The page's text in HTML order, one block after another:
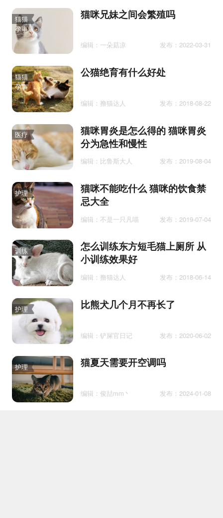
猫猫
孕事
猫咪兄妹之间会繁殖吗
编辑：一朵菇凉 发布：2022-03-31
猫猫
孕事
公猫绝育有什么好处
编辑：撸猫达人 发布：2018-08-22
医疗
猫咪胃炎是怎么得的 猫咪胃炎
分为急性和慢性
编辑：比鲁斯大人 发布：2019-08-04
护理
猫咪不能吃什么 猫咪的饮食禁
忌大全
编辑：不是一只凡喵 发布：2019-07-04
训练
怎么训练东方短毛猫上厕所 从
小训练效果好
编辑：撸猫达人 发布：2018-06-14
护理 比熊犬几个月不再长了
编辑：铲屎官日记 发布：2020-06-02
护理 猫夏天需要开空调吗
编辑：俊喆mm丶 发布：2024-01-08